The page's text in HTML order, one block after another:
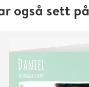
også sett på